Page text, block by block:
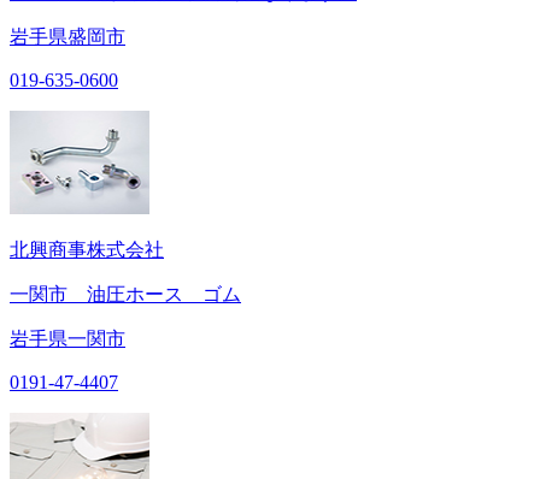
岩手県盛岡市
019-635-0600
北興商事株式会社
一関市 油圧ホース ゴム
岩手県一関市
0191-47-4407